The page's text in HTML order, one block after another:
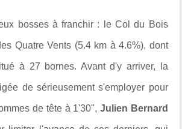
bosses à franchir : le Col du Bois
Quatre Vents (5.4 km à 4.6%), dont
à 27 bornes. Avant d'y arriver, la
de sérieusement s'employer pour
de tête à 1'30", Julien Bernard